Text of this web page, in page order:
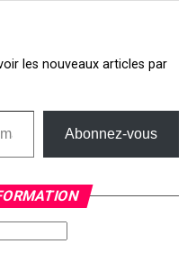
les nouveaux articles par
Abonnez-vous